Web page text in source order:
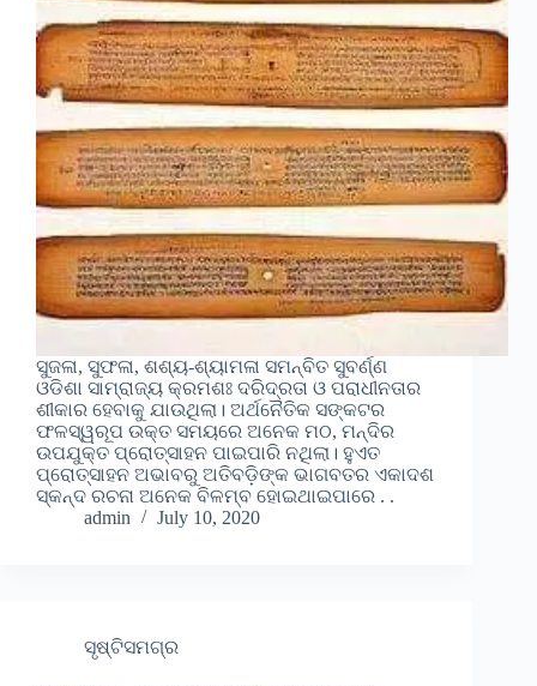
ସୁଜଳା, ସୁଫଳା, ଶଶ୍ୟ-ଶ୍ୟାମଳା ସମନ୍ବିତ ସୁବର୍ଣ୍ଣ
ଓଡିଶା ସାମ୍ରାଜ୍ୟ କ୍ରମଶଃ ଦରିଦ୍ରତା ଓ ପରାଧୀନତାର
ଶୀକାର ହେବାକୁ ଯାଉଥିଲା। ଅର୍ଥନୈତିକ ସଙ୍କଟର
ଫଳସ୍ୱରୂପ ଉକ୍ତ ସମୟରେ ଅନେକ ମଠ, ମନ୍ଦିର
ଉପଯୁକ୍ତ ପ୍ରୋତ୍ସାହନ ପାଇପାରି ନଥିଲା। ହୁଏତ
ପ୍ରୋତ୍ସାହନ ଅଭାବରୁ ଅତିବଡ଼ିଙ୍କ ଭାଗବତର ଏକାଦଶ
ସ୍କନ୍ଦ ରଚନା ଅନେକ ବିଳମ୍ବ ହୋଇଥାଇପାରେ . .
admin
July 10, 2020
ସୃଷ୍ଟିସମଗ୍ର